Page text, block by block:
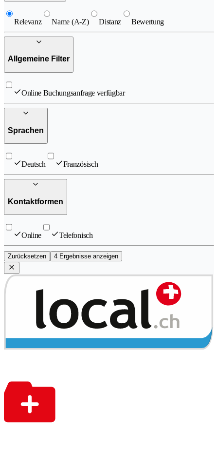
Relevanz Name (A-Z) Distanz Bewertung
Allgemeine Filter
Online Buchungsanfrage verfügbar
Sprachen
Deutsch Französisch
Kontaktformen
Online Telefonisch
Zurücksetzen 4 Ergebnisse anzeigen